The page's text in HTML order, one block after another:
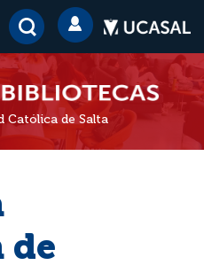
Católica de Salta
de